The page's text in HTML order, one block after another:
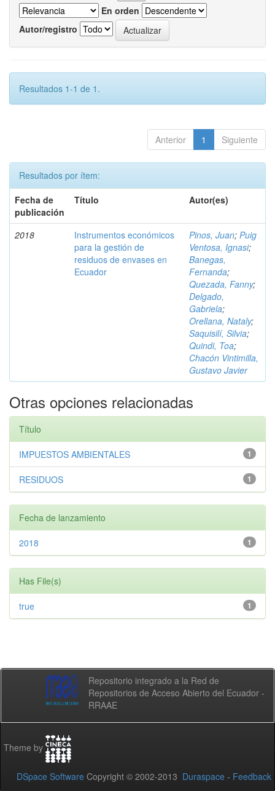
En orden
Autor/registro
Resultados 1-1 de 1.
Anterior 1 Siguiente
Resultados por ítem:
Fecha de
publicación
Título Autor(es)
2018
Instrumentos económicos
para la gestión de
residuos de envases en
Ecuador
Pinos, Juan; Puig
Ventosa, Ignasi;
Banegas,
Fernanda;
Quezada, Fanny;
Delgado,
Gabriela;
Orellana, Nataly;
Saquisilí, Silvia;
Quindi, Toa;
Chacón Vintimilla,
Gustavo Javier
Otras opciones relacionadas
Título
1
IMPUESTOS AMBIENTALES
1
RESIDUOS
Fecha de lanzamiento
1
2018
Has File(s)
1
true
Repositorio integrado a la Red de
Repositorios de Acceso Abierto del Ecuador -
RRAAE
Theme by
DSpace Software Copyright © 2002-2013 Duraspace - Feedback